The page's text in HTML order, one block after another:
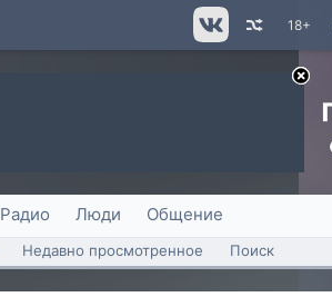
18+
Радио Люди Общение
Недавно просмотренное Поиск